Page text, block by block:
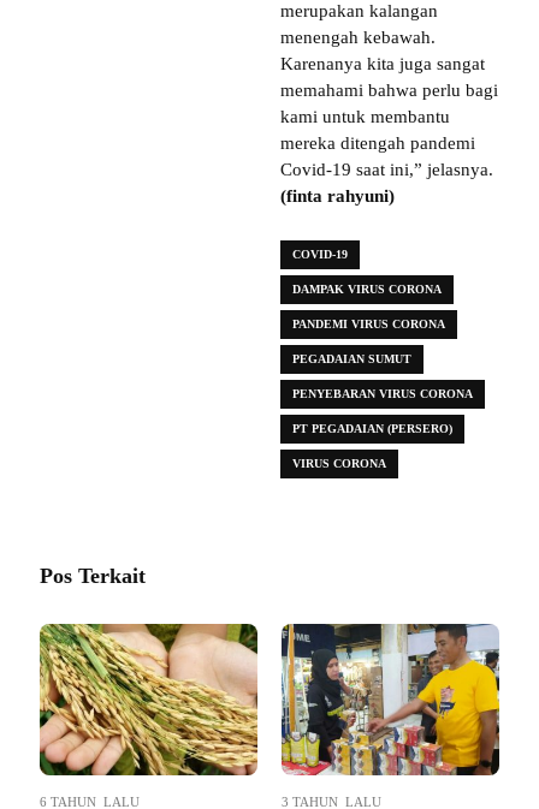
merupakan kalangan
menengah kebawah.
Karenanya kita juga sangat
memahami bahwa perlu bagi
kami untuk membantu
mereka ditengah pandemi
Covid-19 saat ini,” jelasnya.
(finta rahyuni)
COVID-19
DAMPAK VIRUS CORONA
PANDEMI VIRUS CORONA
PEGADAIAN SUMUT
PENYEBARAN VIRUS CORONA
PT PEGADAIAN (PERSERO)
VIRUS CORONA
Pos Terkait
6 TAHUN LALU 3 TAHUN LALU